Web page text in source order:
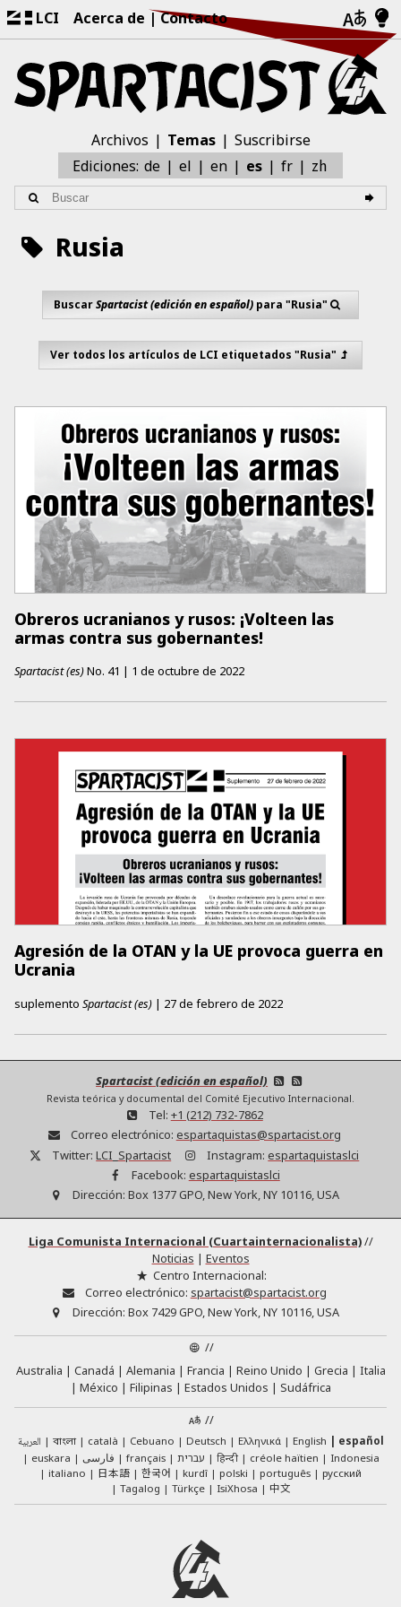
LCI Acerca de Contacto
Archivos Temas
Suscribirse
Ediciones: de el en es fr zh
Rusia
BuscarSpartacist (edición en español)para "Rusia"
Ver todos los artículos de LCI etiquetados "Rusia"
Obreros ucranianos y rusos: ¡Volteen las
armas contra sus gobernantes!
Spartacist (es)No. 41 | 1 de octubre de 2022
Agresión de la OTAN y la UE provoca guerra en
Ucrania
suplemento Spartacist (es) | 27 de febrero de 2022
Spartacist (edición en español)
Revista teórica y documental del Comité Ejecutivo Internacional.
Tel: +1 (212) 732-7862
Correo electrónico: espartaquistas@spartacist.org
Twitter: LCI_Spartacist Instagram: espartaquistaslci
Facebook: espartaquistaslci
Dirección: Box 1377 GPO, New York, NY 10116, USA
Liga Comunista Internacional (Cuartainternacionalista)//
Noticias | Eventos
Centro Internacional:
Correo electrónico: spartacist@spartacist.org
Dirección: Box 7429 GPO, New York, NY 10116, USA
//
Australia
Canadá Alemania Francia Reino Unido Grecia
Italia
México
Filipinas Estados Unidos
Sudáfrica
//
العربية বাংলা català Cebuano Deutsch Ελληνικά English
español
euskara
فارسی français עברית हिन्दी créole haïtien
Indonesia
italiano
日本語 한국어 kurdî polski português
русский
Tagalog
Türkçe IsiXhosa 中文